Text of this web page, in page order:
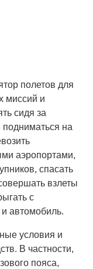
полетов для
миссий и
сидя за
на
аэропортами,
спасать
взлеты
с
автомобиль.
условия и
В частности,
пояса,